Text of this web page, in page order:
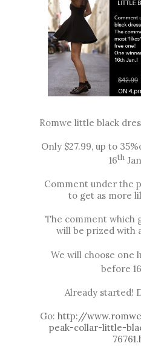
Romwe little black
Only $27.99, up to
16th
Comment under the
to get as more
The comment which
will be prized with
We will choose one
before 16
Already started!
Go: http://
peak-collar-little-